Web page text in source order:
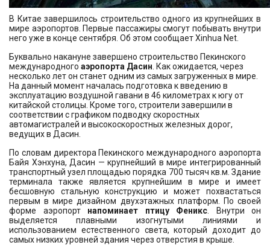
В Китае завершилось строительство одного из крупнейших в
мире аэропортов. Первые пассажиры смогут побывать внутри
него уже в конце сентября. Об этом сообщает Xinhua Net.
Буквально накануне завершено строительство Пекинского
международного аэропорта Дасин . Как ожидается, через
несколько лет он станет одним из самых загруженных в мире.
На данный момент началась подготовка к введению в
эксплуатацию воздушной гавани в 46 километрах к югу от
китайской столицы. Кроме того, строители завершили в
соответствии с графиком подводку скоростных
автомагистралей и высокоскоростных железных дорог,
ведущих в Дасин.
По словам директора Пекинского международного аэропорта
Байя Хэнхуна, Дасин — крупнейший в мире интегрированный
транспортный узел площадью порядка 700 тысяч кв.м. Здание
терминала также является крупнейшим в мире и имеет
бесшовную стальную конструкцию и может похвастаться
первым в мире дизайном двухэтажных платформ. По своей
форме аэропорт напоминает птицу Феникс . Внутри он
выделяется плавными изогнутыми линиями и
использованием естественного света, который доходит до
самых низких уровней здания через отверстия в крыше.